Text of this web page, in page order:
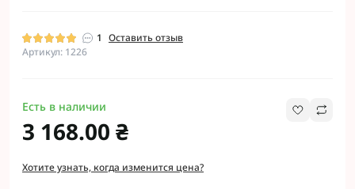
1 Оставить отзыв
Артикул: 1226
Есть в наличии
3 168.00 ₴
Хотите узнать, когда изменится цена?